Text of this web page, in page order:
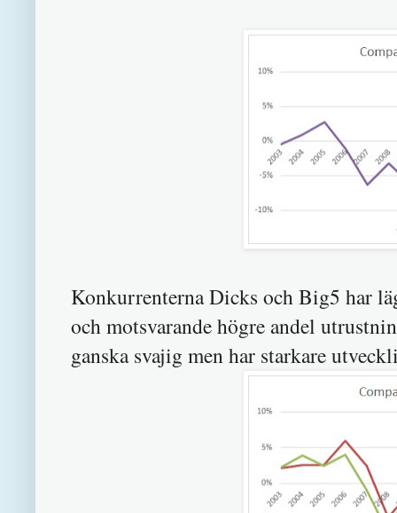
Konkurrenterna Dicks och Big5 har
och motsvarande högre andel
ganska svajig men har starkare